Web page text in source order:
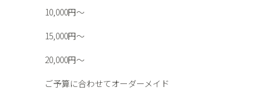
10,000円～
15,000円～
20,000円～
ご予算に合わせてオーダーメイド